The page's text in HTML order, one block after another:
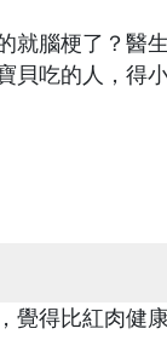
就腦梗了？醫
貝吃的人，得
覺得比紅肉健